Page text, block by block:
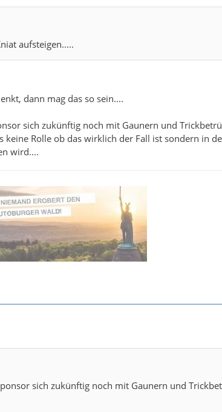
aufsteigen.....
dann mag das so sein....
sich zukünftig noch mit Gaunern und
keine Rolle ob das wirklich der Fall ist sondern in
wird....
sich zukünftig noch mit Gaunern und